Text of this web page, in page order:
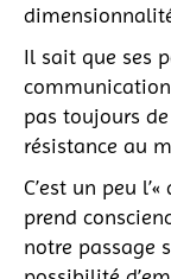
Il sait que ses
pas toujours
résistance au
C’est un peu
prend
notre passage